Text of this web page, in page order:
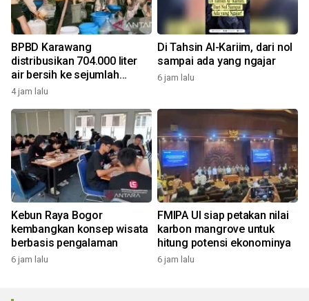
BPBD Karawang
distribusikan 704.000 liter
air bersih ke sejumlah
daerah kekeringan
4 jam lalu
Di Tahsin Al-Kariim, dari nol
sampai ada yang ngajar
6 jam lalu
Kebun Raya Bogor
kembangkan konsep wisata
berbasis pengalaman
6 jam lalu
FMIPA UI siap petakan nilai
karbon mangrove untuk
hitung potensi ekonominya
6 jam lalu